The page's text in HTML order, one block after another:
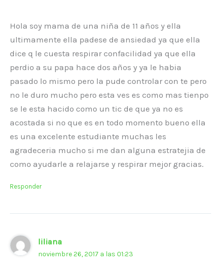
Hola soy mama de una niña de 11 años y ella
ultimamente ella padese de ansiedad ya que ella
dice q le cuesta respirar confacilidad ya que ella
perdio a su papa hace dos años y ya le habia
pasado lo mismo pero la pude controlar con te pero
no le duro mucho pero esta ves es como mas tienpo
se le esta hacido como un tic de que ya no es
acostada si no que es en todo momento bueno ella
es una excelente estudiante muchas les
agradeceria mucho si me dan alguna estratejia de
como ayudarle a relajarse y respirar mejor gracias.
Responder
liliana
noviembre 26, 2017 a las 01:23